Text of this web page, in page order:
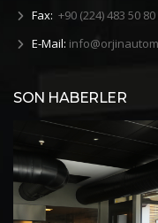
Fax: +90 (224) 483 50 80
E-Mail:
SON HABERLER